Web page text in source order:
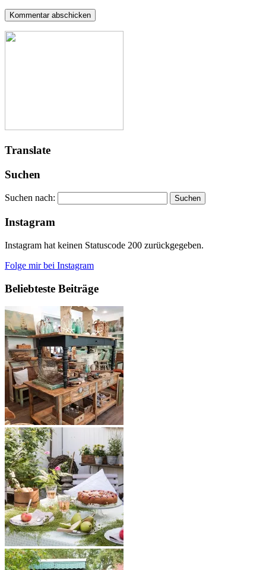
Translate
Suchen
Suchen nach:
Instagram
Instagram hat keinen Statuscode 200 zurückgegeben.
Folge mir bei Instagram
Beliebteste Beiträge